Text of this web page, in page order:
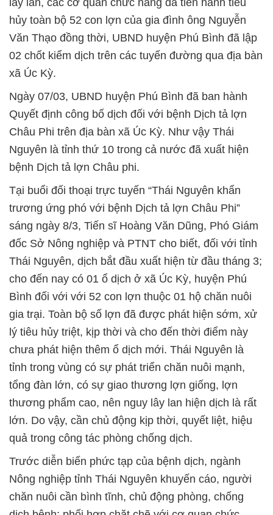
lây lan, các cơ quan chức năng đã tiến hành tiêu
hủy toàn bộ 52 con lợn của gia đình ông Nguyễn
Văn Thạo đồng thời, UBND huyện Phú Bình đã lập
02 chốt kiểm dịch trên các tuyến đường qua địa bàn
xã Úc Kỳ.
Ngày 07/03, UBND huyện Phú Bình đã ban hành
Quyết định công bố dịch đối với bệnh Dịch tả lợn
Châu Phi trên địa bàn xã Úc Kỳ. Như vậy Thái
Nguyên là tỉnh thứ 10 trong cả nước đã xuất hiện
bệnh Dịch tả lợn Châu phi.
Tại buổi đối thoại trực tuyến “Thái Nguyên khẩn
trương ứng phó với bệnh Dịch tả lợn Châu Phi”
sáng ngày 8/3, Tiến sĩ Hoàng Văn Dũng, Phó Giám
đốc Sở Nông nghiệp và PTNT cho biết, đối với tỉnh
Thái Nguyên, dịch bắt đầu xuất hiện từ đầu tháng 3;
cho đến nay có 01 ổ dịch ở xã Úc Kỳ, huyện Phú
Bình đối với với 52 con lợn thuộc 01 hộ chăn nuôi
gia trại. Toàn bộ số lợn đã được phát hiện sớm, xử
lý tiêu hủy triệt, kịp thời và cho đến thời điểm này
chưa phát hiện thêm ổ dịch mới. Thái Nguyên là
tỉnh trong vùng có sự phát triển chăn nuôi mạnh,
tổng đàn lớn, có sự giao thương lợn giống, lợn
thương phẩm cao, nên nguy lây lan hiện dịch là rất
lớn. Do vậy, cần chủ động kịp thời, quyết liệt, hiệu
quả trong công tác phòng chống dịch.
Trước diễn biến phức tạp của bệnh dịch, ngành
Nông nghiệp tỉnh Thái Nguyên khuyến cáo, người
chăn nuôi cần bình tĩnh, chủ động phòng, chống